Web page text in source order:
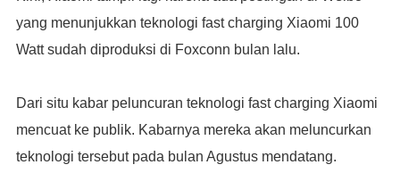
yang menunjukkan teknologi fast charging Xiaomi 100
Watt sudah diproduksi di Foxconn bulan lalu.
Dari situ kabar peluncuran teknologi fast charging Xiaomi
mencuat ke publik. Kabarnya mereka akan meluncurkan
teknologi tersebut pada bulan Agustus mendatang.